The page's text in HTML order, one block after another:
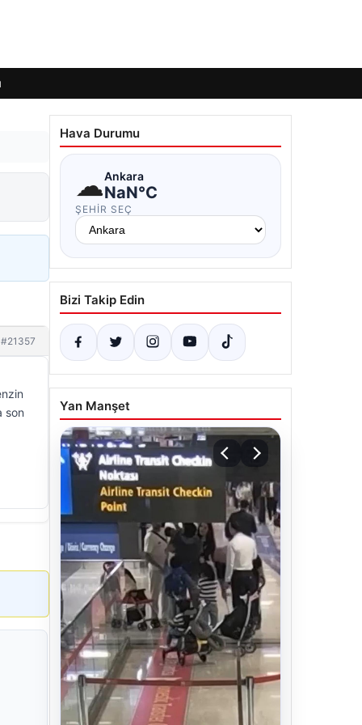
#21357
son
Hava Durumu
☁Ankara
NaN°C
ŞEHIR SEÇ
Bizi Takip Edin
Yan Manşet